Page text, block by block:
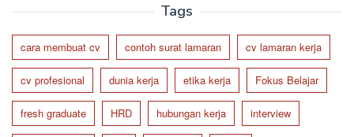
Tags
cara membuat cv contoh surat lamaran cv lamaran kerja
cv profesional dunia kerja etika kerja Fokus Belajar
fresh graduate HRD hubungan kerja interview